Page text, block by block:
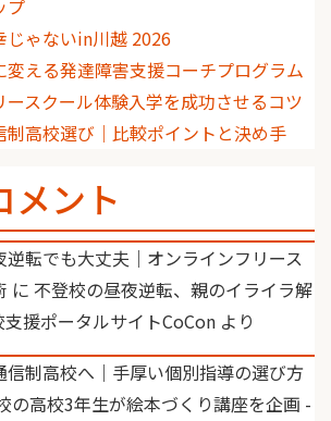
プ
じゃないin川越 2026
変える発達障害支援コーチプログラム
ースクール体験入学を成功させるコツ
制高校選び｜比較ポイントと決め手
メント
逆転でも大丈夫｜オンラインフリース
に 不登校の昼夜逆転、親のイライラ解
援ポータルサイトCoCon より
信制高校へ｜手厚い個別指導の選び方
の高校3年生が絵本づくり講座を企画 -